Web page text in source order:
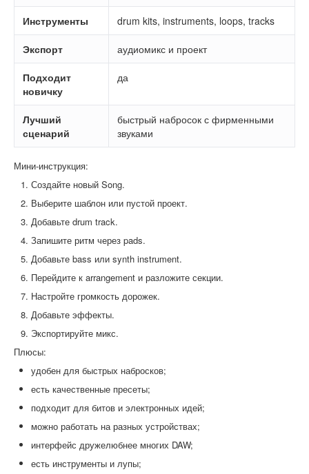
Инструменты drum kits, instruments, loops, tracks
Экспорт аудиомикс и проект
Подходит
новичку
да
Лучший
сценарий
быстрый набросок с фирменными
звуками
Мини-инструкция:
Создайте новый Song.
Выберите шаблон или пустой проект.
Добавьте drum track.
Запишите ритм через pads.
Добавьте bass или synth instrument.
Перейдите к arrangement и разложите секции.
Настройте громкость дорожек.
Добавьте эффекты.
Экспортируйте микс.
Плюсы:
удобен для быстрых набросков;
есть качественные пресеты;
подходит для битов и электронных идей;
можно работать на разных устройствах;
интерфейс дружелюбнее многих DAW;
есть инструменты и лупы;